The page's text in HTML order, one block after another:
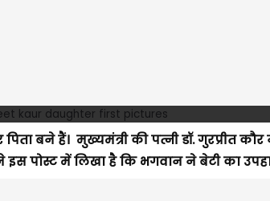
बने हैं। मुख्यमंत्री की पत्नी डॉ. गुरप्रीत
पोस्ट में लिखा है कि भगवान ने बेटी का